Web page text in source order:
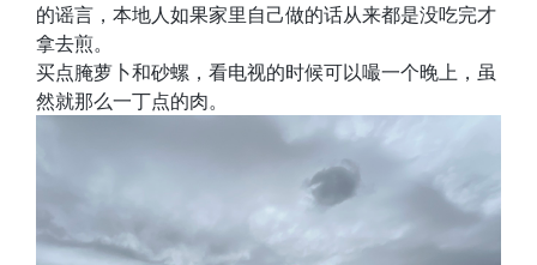
的谣言，本地人如果家里自己做的话从来都是没吃完才
拿去煎。
买点腌萝卜和砂螺，看电视的时候可以嘬一个晚上，虽
然就那么一丁点的肉。